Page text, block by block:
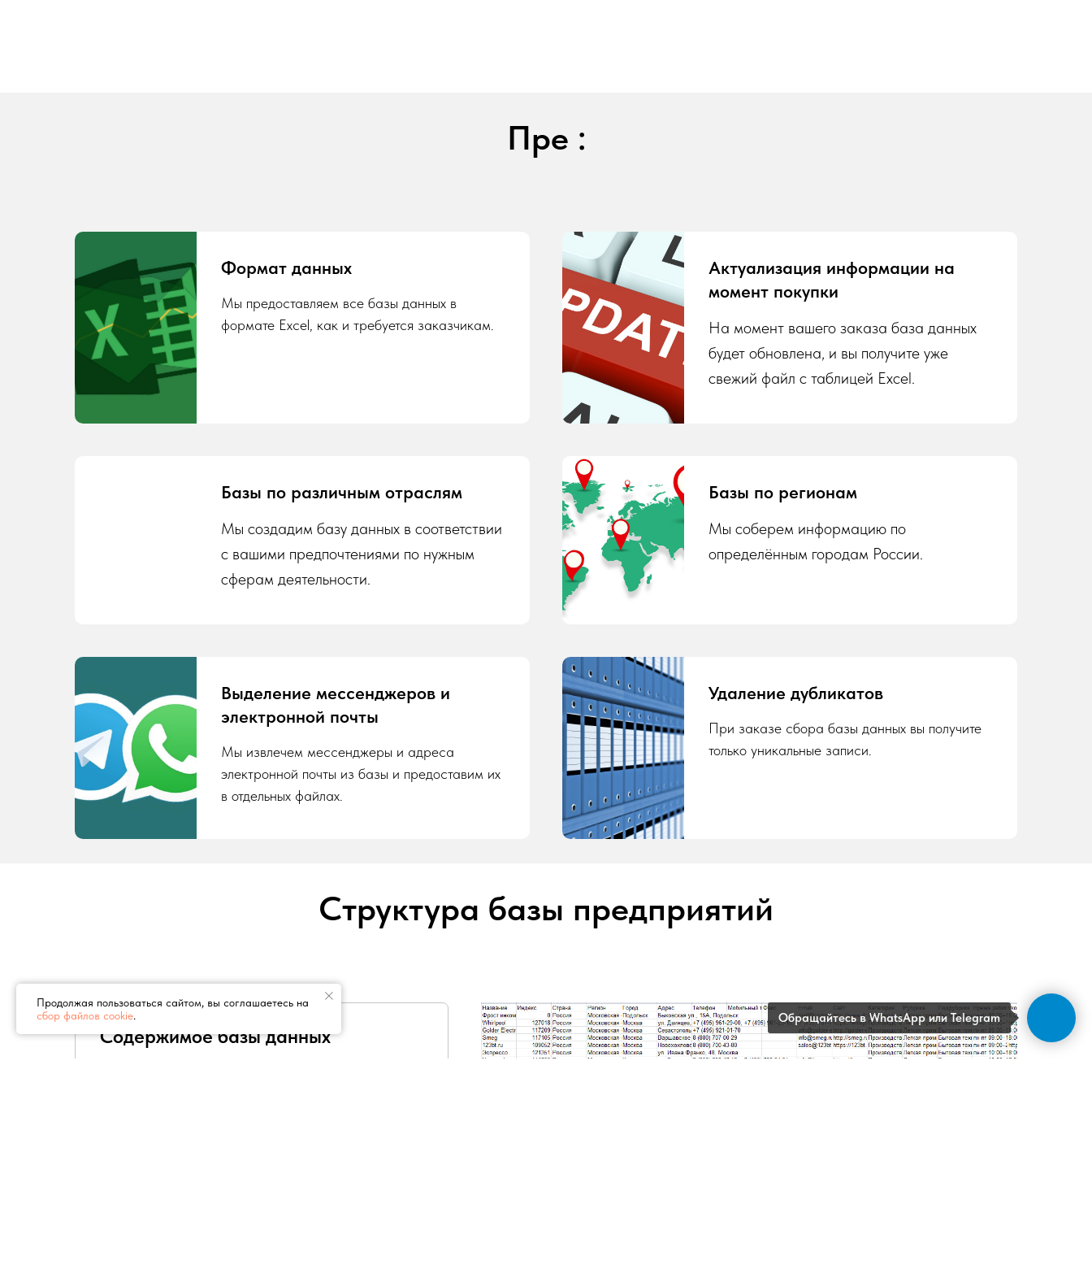
Обращайтесь в WhatsApp или Telegram
Пре :
Формат данных
Мы предоставляем все базы данных в
формате Excel, как и требуется заказчикам.
Актуализация информации на
момент покупки
На момент вашего заказа база данных
будет обновлена, и вы получите уже
свежий файл с таблицей Excel.
Базы по различным отраслям
Мы создадим базу данных в соответствии
с вашими предпочтениями по нужным
сферам деятельности.
Базы по регионам
Мы соберем информацию по
определённым городам России.
Выделение мессенджеров и
электронной почты
Мы извлечем мессенджеры и адреса
электронной почты из базы и предоставим их
в отдельных файлах.
Удаление дубликатов
При заказе сбора базы данных вы получите
только уникальные записи.
Структура базы предприятий
Содержимое базы данных
Продолжая пользоваться сайтом, вы соглашаетесь на
сбор файлов cookie.